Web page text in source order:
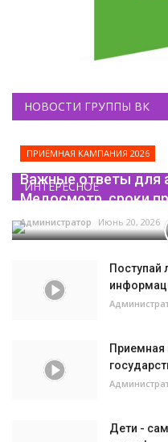
НОВОСТИ ГРУППЫ ВК
ИНТЕРЕСНОЕ
ПРИЁМНАЯ КАМПАНИЯ 2026
Важные ответы для
Медосмотр, сроки
Администратор Июнь 20, 2026
Поступай
Дети -